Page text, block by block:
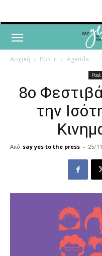
Αρχική Post it Agenda
8ο
την
Από say yes to the press - 25/